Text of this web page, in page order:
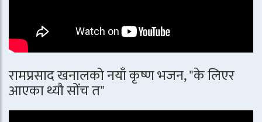
रामप्रसाद खनालको नयाँ कृष्ण भजन, "के लिएर
आएका थ्यौ सोंच त"